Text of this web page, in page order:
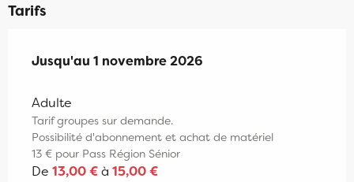
Tarifs
Du4 avril 2026au1 novembre 2026
Jusqu'au 1 novembre 2026
Adulte
Tarif groupes sur demande.
Possibilité d'abonnement et achat de matériel
13 € pour Pass Région Sénior
De 13,00 €à 15,00 €